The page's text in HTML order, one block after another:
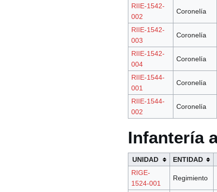
RIIE-1542-
002
Coronelía
RIIE-1542-
003
Coronelía
RIIE-1542-
004
Coronelía
RIIE-1544-
001
Coronelía
RIIE-1544-
002
Coronelía
Infantería
UNIDAD
ENTIDAD
RIGE-
1524-001
Regimiento